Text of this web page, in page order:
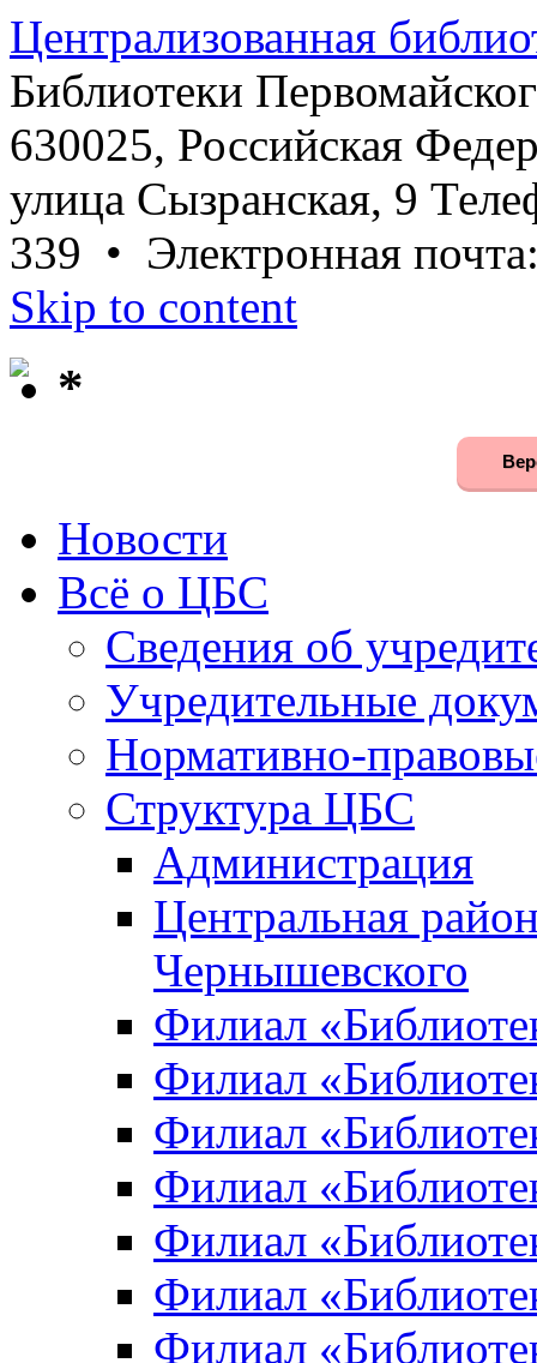
Централизованная
Библиотеки
630025, Российская
улица Сызранская, 9
339 • Электронная
Skip to content
*
Новости
Всё о ЦБС
Сведения об
Учредительные
Нормативно-
Структура ЦБС
Администрация
Центральная
Чернышевского
Филиал
Филиал
Филиал
Филиал
Филиал
Филиал
Филиал